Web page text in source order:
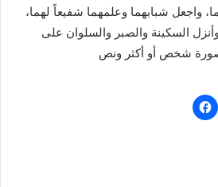
واجعل شبابهما وعلمهما شفيعاً لهما،
السكينة والصبر والسلوان على